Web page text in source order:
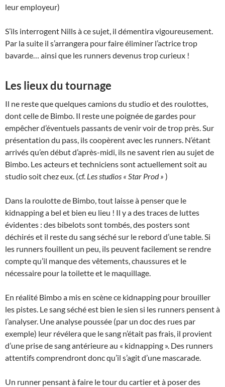
leur employeur)
S’ils interrogent Nills à ce sujet, il démentira vigoureusement.
Par la suite il s’arrangera pour faire éliminer l’actrice trop
bavarde… ainsi que les runners devenus trop curieux !
Les lieux du tournage
Il ne reste que quelques camions du studio et des roulottes,
dont celle de Bimbo. Il reste une poignée de gardes pour
empêcher d’éventuels passants de venir voir de trop près. Sur
présentation du pass, ils coopèrent avec les runners. N’étant
arrivés qu’en début d’après-midi, ils ne savent rien au sujet de
Bimbo. Les acteurs et techniciens sont actuellement soit au
studio soit chez eux. (cf. Les studios « Star Prod » )
Dans la roulotte de Bimbo, tout laisse à penser que le
kidnapping a bel et bien eu lieu ! Il y a des traces de luttes
évidentes : des bibelots sont tombés, des posters sont
déchirés et il reste du sang séché sur le rebord d’une table. Si
les runners fouillent un peu, ils peuvent facilement se rendre
compte qu’il manque des vêtements, chaussures et le
nécessaire pour la toilette et le maquillage.
En réalité Bimbo a mis en scène ce kidnapping pour brouiller
les pistes. Le sang séché est bien le sien si les runners pensent à
l’analyser. Une analyse poussée (par un doc des rues par
exemple) leur révélera que le sang n’était pas frais, il provient
d’une prise de sang antérieure au « kidnapping ». Des runners
attentifs comprendront donc qu’il s’agit d’une mascarade.
Un runner pensant à faire le tour du cartier et à poser des